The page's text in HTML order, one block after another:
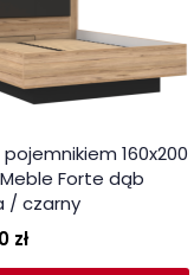
pojemnikiem 160x200
Forte dąb
/ czarny
zł